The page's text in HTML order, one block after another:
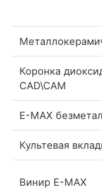
Коронка
CAD\CAM
E-MAX
Культевая
Винир E-MAX